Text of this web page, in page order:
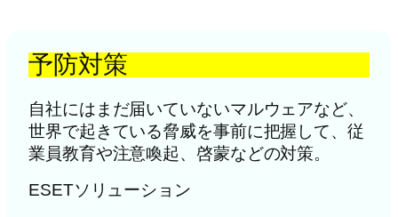
予防対策
自社にはまだ届いていないマルウェアなど、
世界で起きている脅威を事前に把握して、従
業員教育や注意喚起、啓蒙などの対策。
ESETソリューション